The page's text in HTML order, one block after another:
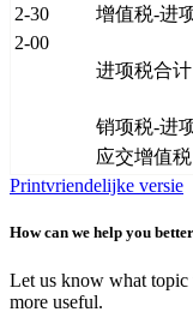
2-30
增值税-进
2-00
进项税合计
销项税-进
应交增值税
Printvriendelijke versie
How can we help you
Let us know what topic
more useful.